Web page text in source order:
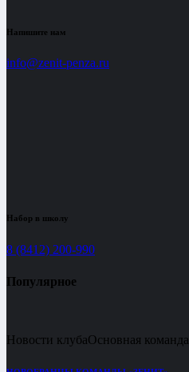
Напишите нам
info@zenit-penza.ru
Набор в школу
8 (8412) 200-990
Популярное
Новости клубаОсновная команда